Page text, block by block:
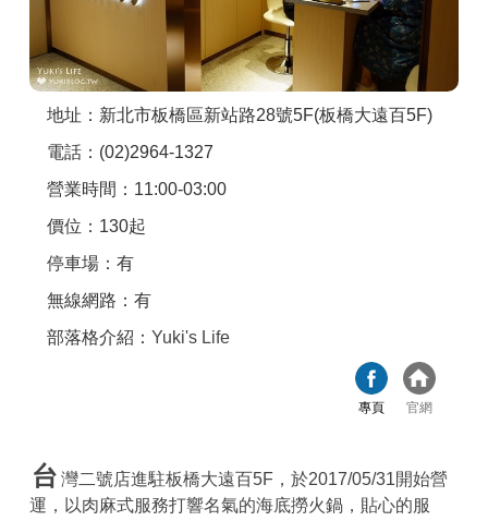
APP下載
地址：新北市板橋區新站路28號5F(板橋大遠百5F)
電話：(02)2964-1327
營業時間：11:00-03:00
價位：130起
停車場：有
無線網路：有
部落格介紹： Yuki's Life
專頁 官網
台 灣二號店進駐板橋大遠百5F，於2017/05/31開始營
運，以肉麻式服務打響名氣的海底撈火鍋，貼心的服